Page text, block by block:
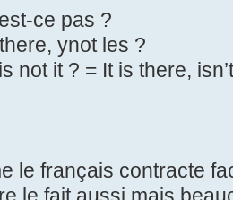
ce pas ?
ynot les ?
not it ? = It is there,
le français contracte
le fait aussi mais